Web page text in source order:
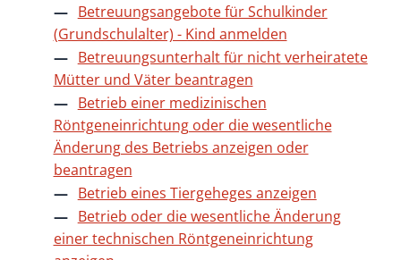
Betreuungsangebote für Schulkinder
(Grundschulalter) - Kind anmelden
Betreuungsunterhalt für nicht verheiratete
Mütter und Väter beantragen
Betrieb einer medizinischen
Röntgeneinrichtung oder die wesentliche
Änderung des Betriebs anzeigen oder
beantragen
Betrieb eines Tiergeheges anzeigen
Betrieb oder die wesentliche Änderung
einer technischen Röntgeneinrichtung